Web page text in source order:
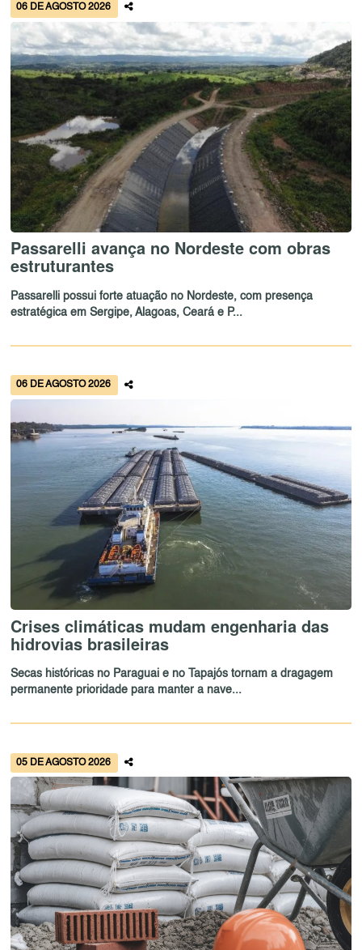
06 DE AGOSTO 2026
Passarelli avança no Nordeste com obras
estruturantes
Passarelli possui forte atuação no Nordeste, com presença
estratégica em Sergipe, Alagoas, Ceará e P...
06 DE AGOSTO 2026
Crises climáticas mudam engenharia das
hidrovias brasileiras
Secas históricas no Paraguai e no Tapajós tornam a dragagem
permanente prioridade para manter a nave...
05 DE AGOSTO 2026